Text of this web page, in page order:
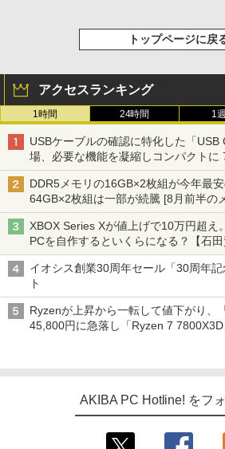
トップページに戻
アクセスランキング
1時間 24時間 1
USBケーブルの確認に特化した「
場、必要な機能を凝縮しコンパクトに
DDR5メモリの16GB×2枚組が今年最
64GB×2枚組は一部が続騰 [8月前半の
XBOX Series Xが値上げで10万円超え
PCを自作するといくらになる？【石田
ーム』】
イオシス創業30周年セール「30周年
ト
Ryzenが上昇から一転して値下がり、
45,800円に急落し「Ryzen 7 7800X3D
AKIBA PC Hotline! をフ